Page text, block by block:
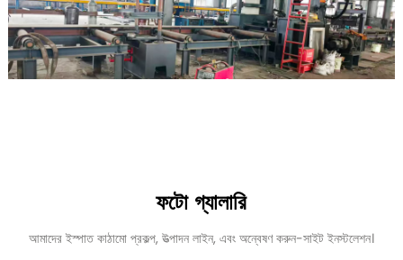
ফটো গ্যালারি
আমাদের ইস্পাত কাঠামো প্রকল্প, উত্পাদন লাইন, এবং অন্বেষণ করুন-সাইট ইনস্টলেশন।